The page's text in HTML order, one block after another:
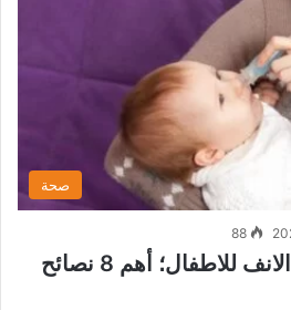
صحة
88
علاج الزكام وانسداد الانف للاطفال؛ أهم 8 نصائح